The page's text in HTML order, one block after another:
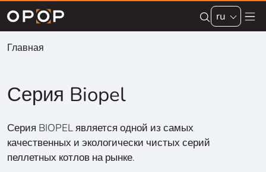
Skip to main content
ru
Главная
Серия Biopel
Серия BIOPEL является одной из самых
качественных и экологически чистых серий
пеллетных котлов на рынке.